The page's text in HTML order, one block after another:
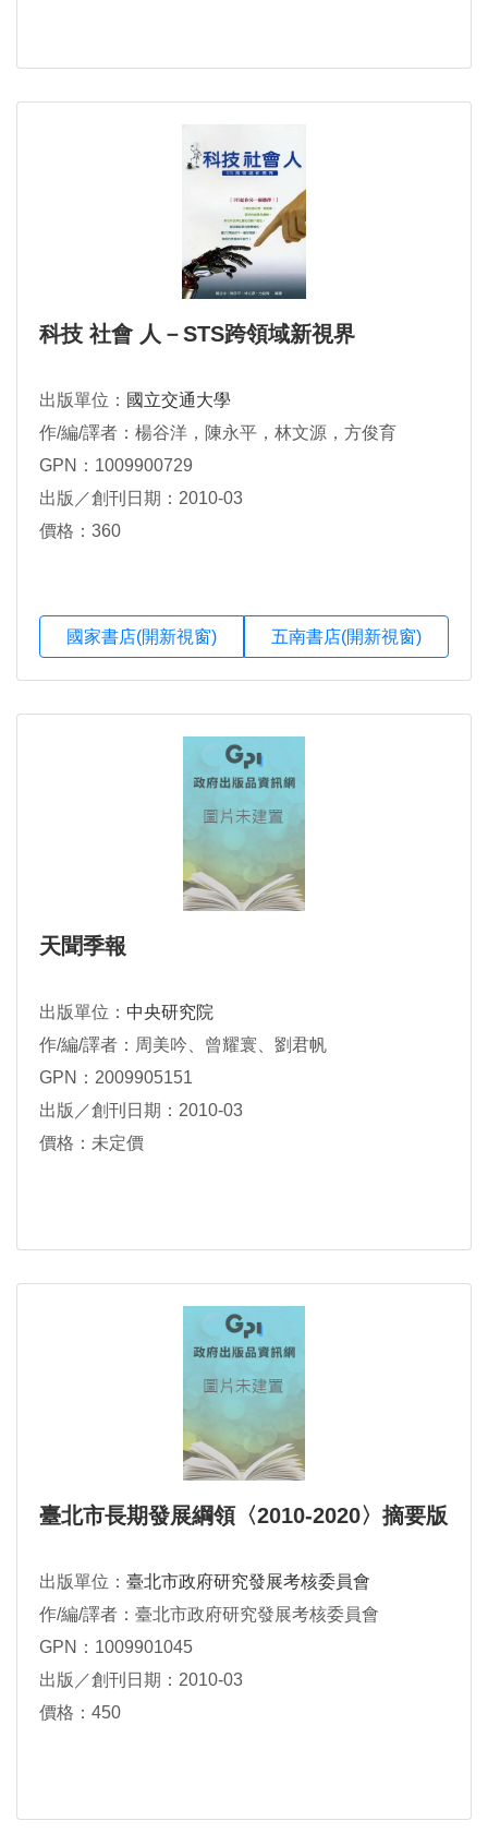
科技 社會 人－STS跨領域新視界
出版單位： 國立交通大學
作/編/譯者：楊谷洋，陳永平，林文源，方俊育
GPN：1009900729
出版／創刊日期：2010-03
價格：360
國家書店(開新視窗) 五南書店(開新視窗)
天聞季報
出版單位： 中央研究院
作/編/譯者：周美吟、曾耀寰、劉君帆
GPN：2009905151
出版／創刊日期：2010-03
價格：未定價
臺北市長期發展綱領〈2010-2020〉摘要版
出版單位： 臺北市政府研究發展考核委員會
作/編/譯者：臺北市政府研究發展考核委員會
GPN：1009901045
出版／創刊日期：2010-03
價格：450